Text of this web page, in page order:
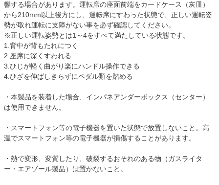
響する場合があります。運転席の座面前端をカードケース（灰皿）
から210mm以上後方にし、運転席にすわった状態で、正しい運転姿
勢が取れ運転に支障がない事を必ず確認してください。
※正しい運転姿勢とは1～4をすべて満たしている状態です。
1.背中が背もたれにつく
2.座席に深くすわれる
3.ひじが軽く曲がり楽にハンドル操作できる
4.ひざを伸ばしきらずにペダル類を踏める
・本製品を装着した場合、インパネアンダーボックス（センター）
は使用できません。
・スマートフォン等の電子機器を置いた状態で放置しないこと。高
温でスマートフォン等の電子機器が損傷することがあります。
・熱で変形、変質したり、破裂するおそれのある物（ガスライタ
ー・エアゾール製品）は置かないこと。